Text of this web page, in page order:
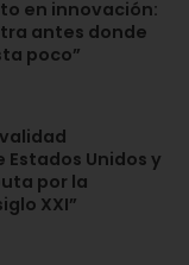
en innovación:
antes donde
poco”
Unidos y
por la
XXI”